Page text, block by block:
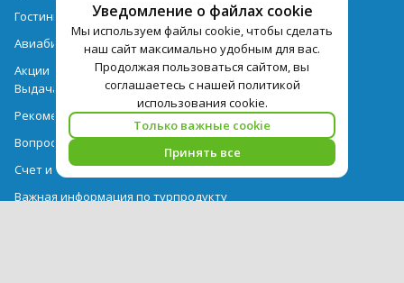
Уведомление о файлах cookie
Мы используем файлы cookie, чтобы сделать
наш сайт максимально удобным для вас.
Продолжая пользоваться сайтом, вы
соглашаетесь с нашей политикой
использования cookie.
Только важные cookie
Принять все
Гостиницы
Авиабилеты
Акции
Выдача документов
Рекомендации
Вопрос-ответ
Счет и оплата
Важная информация по турпродукту